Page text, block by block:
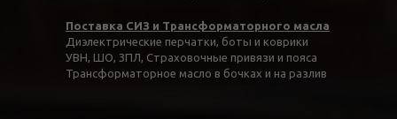
Поставка СИЗ и Трансформаторного масла
Диэлектрические перчатки, боты и коврики
УВН, ШО, ЗПЛ, Страховочные привязи и пояса
Трансформаторное масло в бочках и на разлив